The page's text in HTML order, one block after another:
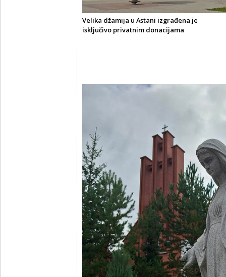
Velika džamija u Astani izgrađena je
isključivo privatnim donacijama